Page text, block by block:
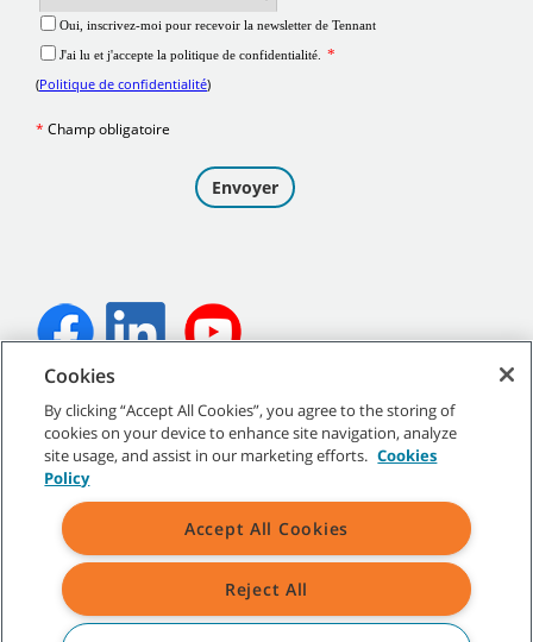
©2026Tennant Company. Tous droits réservés.
Plan du site Politiques générales Conditions d’utilisation
Conditions de vente
Toutes les marques de commerce et tous les logos de Tennant
indiqués sont la propriété de Tennant Company et/ou de ses
Cookies
By clicking “Accept All Cookies”, you agree to the storing of
cookies on your device to enhance site navigation, analyze
site usage, and assist in our marketing efforts. Cookies
Policy
Accept All Cookies
Reject All